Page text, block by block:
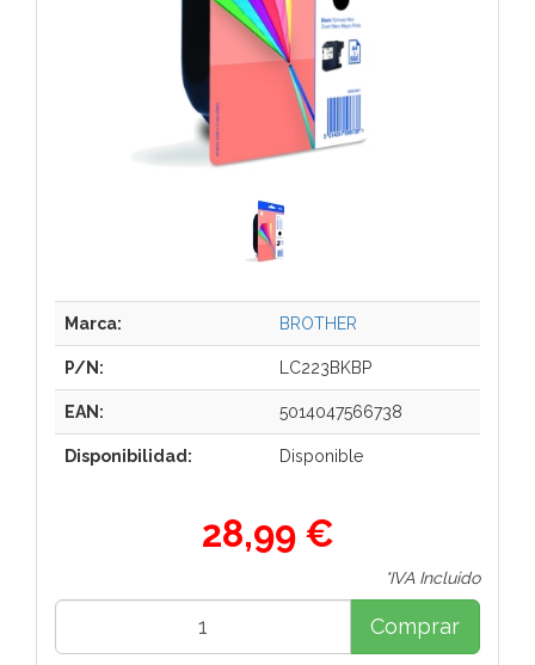
Marca: BROTHER
P/N: LC223BKBP
EAN: 5014047566738
Disponibilidad: Disponible
28,99 €
*IVA Incluido
Comprar